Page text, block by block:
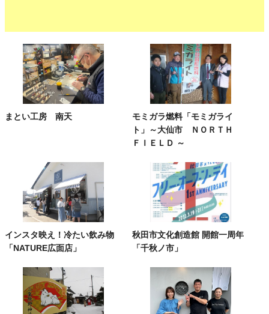
まとい工房 南天
モミガラ燃料「モミガライ
ト」～大仙市 ＮＯＲＴＨ
ＦＩＥＬＤ ～
インスタ映え！冷たい飲み物
「NATURE広面店」
秋田市文化創造館 開館一周年
「千秋ノ市」